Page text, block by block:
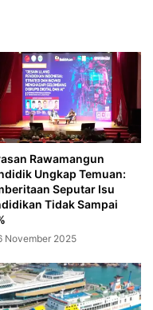
Rawamangun
Ungkap Temuan:
Seputar Isu
Tidak Sampai
November 2025